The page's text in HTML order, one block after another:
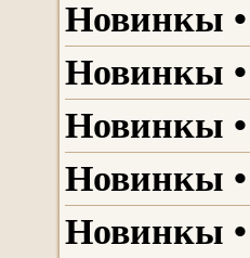
Новинкы •
Новинкы •
Новинкы •
Новинкы •
Новинкы •